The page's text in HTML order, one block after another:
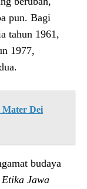
pun. Bagi
tahun 1961,
1977,
Dei
budaya
Etika Jawa